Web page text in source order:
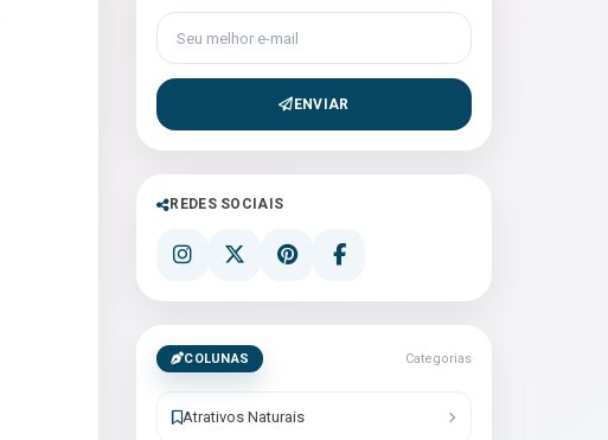
Seu melhor e-mail
ENVIAR
REDES SOCIAIS
COLUNAS Categorias
Atrativos Naturais